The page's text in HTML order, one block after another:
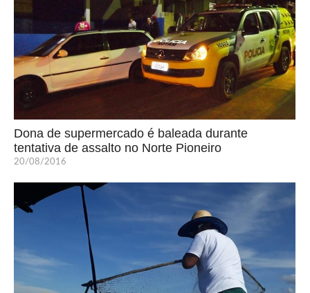
Dona de supermercado é baleada durante
tentativa de assalto no Norte Pioneiro
20/08/2016